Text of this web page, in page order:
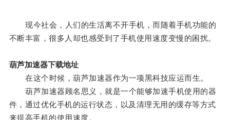
现今社会，人们的生活离不开手机，而随着手机功能的
不断丰富，很多人却也感受到了手机使用速度变慢的困扰。
葫芦加速器下载地址
在这个时候，葫芦加速器作为一项黑科技应运而生。
葫芦加速器顾名思义，就是一个能够加速手机使用的器
件，通过优化手机的运行状态，以及清理无用的缓存等方式
来提高手机的使用速度。